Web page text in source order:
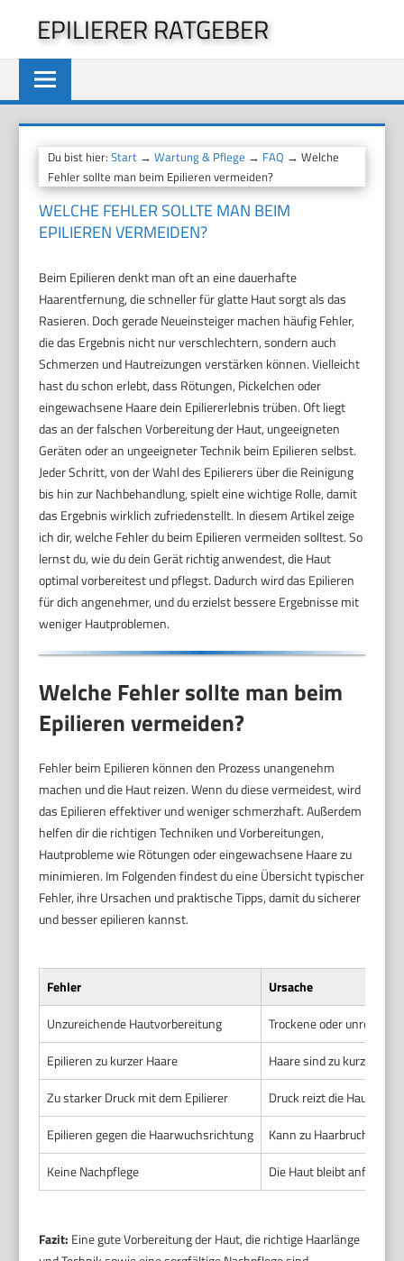
springen
EPILIERER RATGEBER
Du bist hier:Start →Wartung & Pflege → FAQ → Welche
Fehler sollte man beim Epilieren vermeiden?
WELCHE FEHLER SOLLTE MAN BEIM
EPILIEREN VERMEIDEN?
Beim Epilieren denkt man oft an eine dauerhafte
Haarentfernung, die schneller für glatte Haut sorgt als das
Rasieren. Doch gerade Neueinsteiger machen häufig Fehler,
die das Ergebnis nicht nur verschlechtern, sondern auch
Schmerzen und Hautreizungen verstärken können. Vielleicht
hast du schon erlebt, dass Rötungen, Pickelchen oder
eingewachsene Haare dein Epiliererlebnis trüben. Oft liegt
das an der falschen Vorbereitung der Haut, ungeeigneten
Geräten oder an ungeeigneter Technik beim Epilieren selbst.
Jeder Schritt, von der Wahl des Epilierers über die Reinigung
bis hin zur Nachbehandlung, spielt eine wichtige Rolle, damit
das Ergebnis wirklich zufriedenstellt. In diesem Artikel zeige
ich dir, welche Fehler du beim Epilieren vermeiden solltest. So
lernst du, wie du dein Gerät richtig anwendest, die Haut
optimal vorbereitest und pflegst. Dadurch wird das Epilieren
für dich angenehmer, und du erzielst bessere Ergebnisse mit
weniger Hautproblemen.
Welche Fehler sollte man beim
Epilieren vermeiden?
Fehler beim Epilieren können den Prozess unangenehm
machen und die Haut reizen. Wenn du diese vermeidest, wird
das Epilieren effektiver und weniger schmerzhaft. Außerdem
helfen dir die richtigen Techniken und Vorbereitungen,
Hautprobleme wie Rötungen oder eingewachsene Haare zu
minimieren. Im Folgenden findest du eine Übersicht typischer
Fehler, ihre Ursachen und praktische Tipps, damit du sicherer
und besser epilieren kannst.
Fehler
Ursache
Unzureichende Hautvorbereitung
Trockene oder unreine
Epilieren zu kurzer Haare
Haare sind zu kurz für
Zu starker Druck mit dem Epilierer
Druck reizt die Haut und
Epilieren gegen die Haarwuchsrichtung
Kann zu Haarbruch und
Keine Nachpflege
Die Haut bleibt anfällig
Fazit: Eine gute Vorbereitung der Haut, die richtige Haarlänge